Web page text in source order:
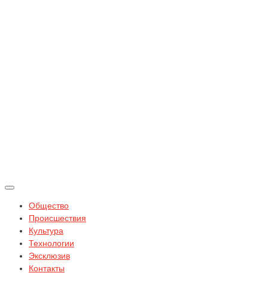
Общество
Происшествия
Культура
Технологии
Эксклюзив
Контакты